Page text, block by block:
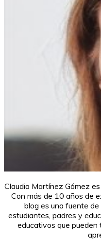
Claudia Martínez Gómez
Con más de 10 años de
blog es una fuente
estudiantes, padres y
educativos que